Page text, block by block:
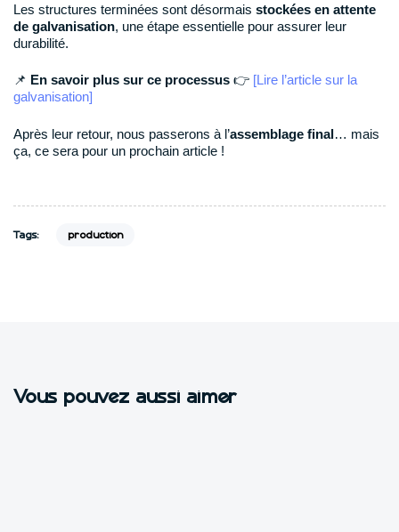
Les structures terminées sont désormais stockées en attente
de galvanisation, une étape essentielle pour assurer leur
durabilité.
📌 En savoir plus sur ce processus 👉 [Lire l’article sur la
galvanisation]
Après leur retour, nous passerons à l’assemblage final… mais
ça, ce sera pour un prochain article !
Tags: production
Vous pouvez aussi aimer